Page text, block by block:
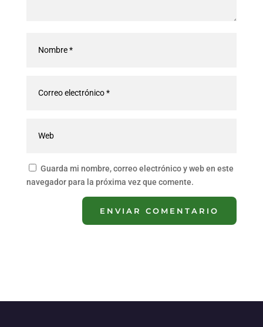
Guarda mi nombre, correo electrónico y web en este
navegador para la próxima vez que comente.
ENVIAR COMENTARIO